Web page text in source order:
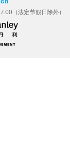
（法定节假日除外）